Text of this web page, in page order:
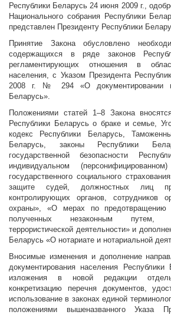
Республики Беларусь 24 июня 2009 г.,
Национального собрания Республики
представлен Президенту Республики
Принятие Закона обусловлено
содержащихся в ряде законов
регламентирующих отношения в
населения, с Указом Президента
2008 г. № 294 «О документировании
Беларусь».
Положениями статей 1–8 Закона
Республики Беларусь о браке и семье,
кодекс Республики Беларусь,
Беларусь, законы Республики
государственной безопасности
индивидуальном
государственного социального
защите судей, должностных лиц
контролирующих органов, сотрудников
охраны», «О мерах по предотвращению
полученных незаконным путем,
террористической деятельности» и
Беларусь «О нотариате и нотариальной
Вносимые изменения и дополнение
документирования населения Республики
изложения в новой редакции
конкретизацию перечня документов,
использование в законах единой
положениями вышеназванного Указа